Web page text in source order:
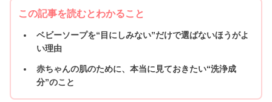
この記事を読むとわかること
ベビーソープを“目にしみない”だけで選ばないほうがよ
い理由
赤ちゃんの肌のために、本当に見ておきたい“洗浄成
分”のこと